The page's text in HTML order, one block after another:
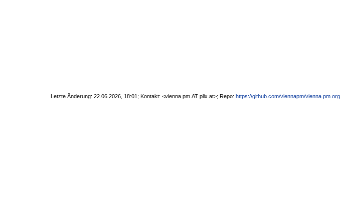
Letzte Änderung: 22.06.2026, 18:01; Kontakt: <vienna.pm AT plix.at>; Repo: https://github.com/viennapm/vienna.pm.org